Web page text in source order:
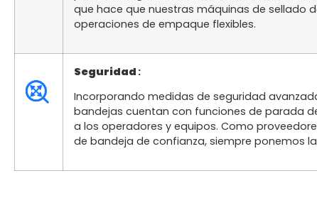
que hace que nuestras máquinas de sellado
operaciones de empaque flexibles.
Seguridad :
Incorporando medidas de seguridad
bandejas cuentan con funciones de parada
a los operadores y equipos. Como
de bandeja de confianza, siempre ponemos